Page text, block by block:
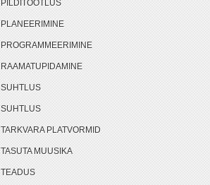
PILDITÖÖTLUS
PLANEERIMINE
PROGRAMMEERIMINE
RAAMATUPIDAMINE
SUHTLUS
SUHTLUS
TARKVARA PLATVORMID
TASUTA MUUSIKA
TEADUS